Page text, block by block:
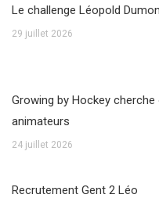
Le challenge Léopold
29 juillet 2026
Growing by Hockey cherche
animateurs
24 juillet 2026
Recrutement Gent 2 Léo